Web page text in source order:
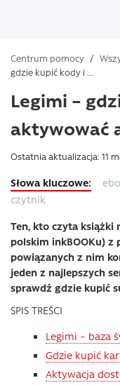
Centrum pomocy /
gdzie kupić kody i ...
Legimi –
aktywować
Ostatnia aktualizacja: 11
czytnik
Ten, kto czyta książki
polskim inkBOOKu) z
powiązanych z nim
jeden z najlepszych
sprawdź gdzie kupić
SPIS TREŚCI
Legimi – baza
Gdzie kupić
Aktywacja